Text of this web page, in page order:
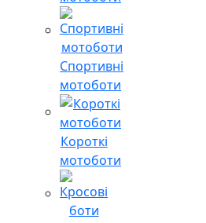
Спортивні
мотоботи
Короткі
мотоботи